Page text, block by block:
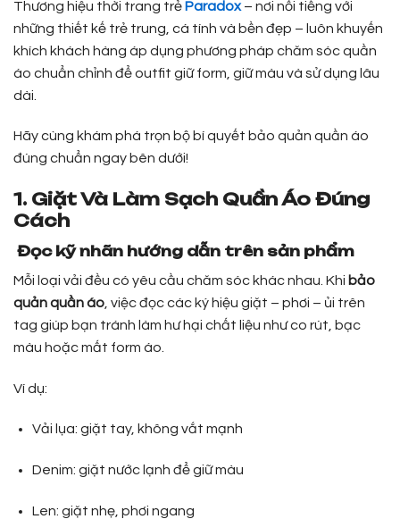
Thương hiệu thời trang trẻ Paradox – nơi nổi tiếng với
những thiết kế trẻ trung, cá tính và bền đẹp – luôn khuyến
khích khách hàng áp dụng phương pháp chăm sóc quần
áo chuẩn chỉnh để outfit giữ form, giữ màu và sử dụng lâu
dài.
Hãy cùng khám phá trọn bộ bí quyết bảo quản quần áo
đúng chuẩn ngay bên dưới!
1. Giặt Và Làm Sạch Quần Áo Đúng
Cách
Đọc kỹ nhãn hướng dẫn trên sản phẩm
Mỗi loại vải đều có yêu cầu chăm sóc khác nhau. Khi bảo
quản quần áo , việc đọc các ký hiệu giặt – phơi – ủi trên
tag giúp bạn tránh làm hư hại chất liệu như co rút, bạc
màu hoặc mất form áo.
Ví dụ:
Vải lụa: giặt tay, không vắt mạnh
Denim: giặt nước lạnh để giữ màu
Len: giặt nhẹ, phơi ngang